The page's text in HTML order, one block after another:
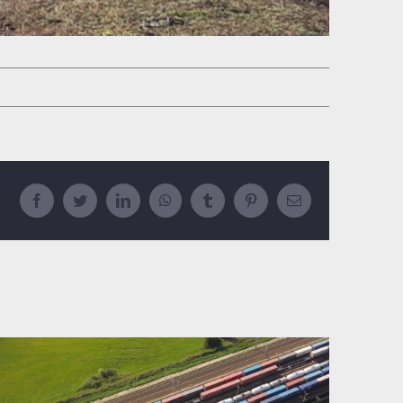
FacebookTwitterLinkedInWhatsAppTumblr PinterestEmail